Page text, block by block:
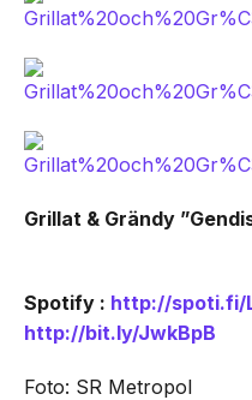
Grillat & Grändy
Spotify : http://spoti.fi/
http://bit.ly/JwkBpB
Foto: SR Metropol